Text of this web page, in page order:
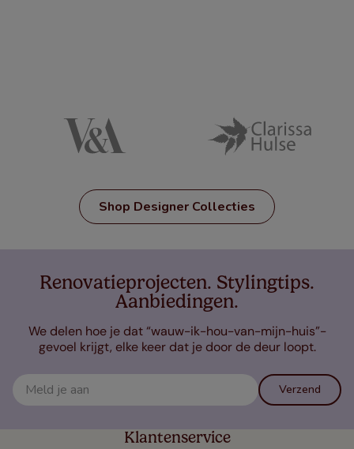
Shop Designer Collecties
Renovatieprojecten. Stylingtips.
Aanbiedingen.
We delen hoe je dat “wauw-ik-hou-van-mijn-huis”-
gevoel krijgt, elke keer dat je door de deur loopt.
Verzend
Klantenservice